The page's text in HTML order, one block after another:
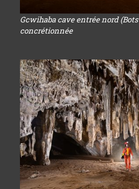
Gcwihaba cave entrée nord
concrétionnée